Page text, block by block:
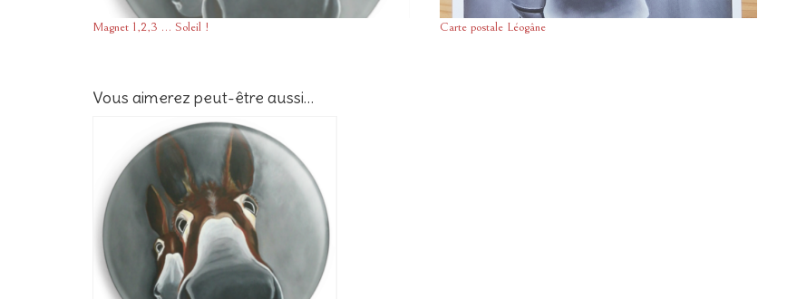
Magnet 1,2,3 … Soleil ! Carte postale Léogâne
Vous aimerez peut-être aussi…